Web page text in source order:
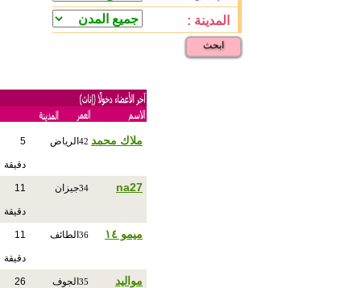
المدينة :
ابحث
ملاك محمد 42 الرياض 5
دقيقة
na27
34جيزان 11
دقيقة
ميمو ١٤ 36 الطائف 11
دقيقة
مواليد
35 الجوف 26